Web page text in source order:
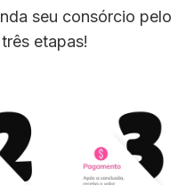
seu consórcio pelo
etapas!